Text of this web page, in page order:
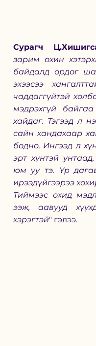
Сурагч
зарим охин
байдалд ордог
эхээсээ
чаддаггүйтэй
мэдрэхгүй
хайдаг. Тэгээд л
сайн хандахаар
бодно. Ингээд л
эрт хүнтэй
юм уу тэ. Үр
ирээдүйгээрээ
Тиймээс охид
ээж, аавууд
хэрэгтэй" гэлээ.